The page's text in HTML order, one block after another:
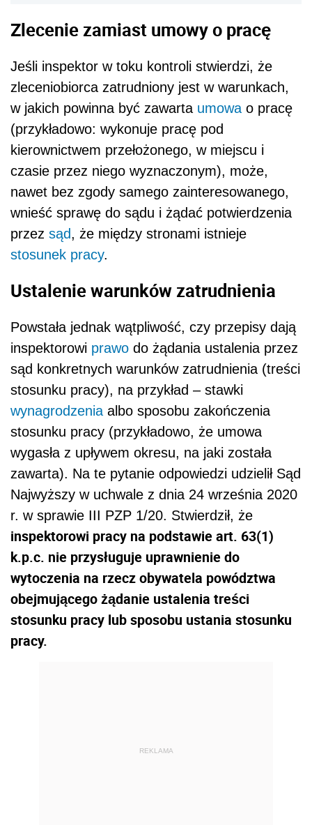
Zlecenie zamiast umowy o pracę
Jeśli inspektor w toku kontroli stwierdzi, że
zleceniobiorca zatrudniony jest w warunkach,
w jakich powinna być zawarta umowa o pracę
(przykładowo: wykonuje pracę pod
kierownictwem przełożonego, w miejscu i
czasie przez niego wyznaczonym), może,
nawet bez zgody samego zainteresowanego,
wnieść sprawę do sądu i żądać potwierdzenia
przez sąd, że między stronami istnieje
stosunek pracy.
Ustalenie warunków zatrudnienia
Powstała jednak wątpliwość, czy przepisy dają
inspektorowi prawo do żądania ustalenia przez
sąd konkretnych warunków zatrudnienia (treści
stosunku pracy), na przykład – stawki
wynagrodzenia albo sposobu zakończenia
stosunku pracy (przykładowo, że umowa
wygasła z upływem okresu, na jaki została
zawarta). Na te pytanie odpowiedzi udzielił Sąd
Najwyższy w uchwale z dnia 24 września 2020
r. w sprawie III PZP 1/20. Stwierdził, że
inspektorowi pracy na podstawie art. 63(1)
k.p.c. nie przysługuje uprawnienie do
wytoczenia na rzecz obywatela powództwa
obejmującego żądanie ustalenia treści
stosunku pracy lub sposobu ustania stosunku
pracy.
REKLAMA